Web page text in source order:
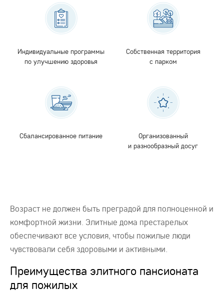
Индивидуальные программы
по улучшению здоровья
Собственная территория
с парком
Сбалансированное питание
Организованный
и разнообразный досуг
Возраст не должен быть преградой для полноценной и
комфортной жизни. Элитные дома престарелых
обеспечивают все условия, чтобы пожилые люди
чувствовали себя здоровыми и активными.
Преимущества элитного пансионата
для пожилых